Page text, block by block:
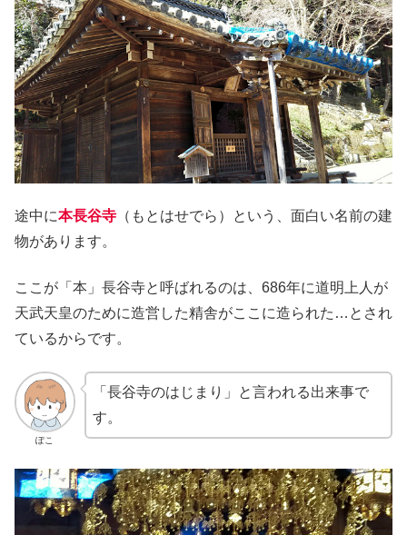
途中に本長谷寺 （もとはせでら）という、面白い名前の建
物があります。
ここが「本」長谷寺と呼ばれるのは、686年に道明上人が
天武天皇のために造営した精舎がここに造られた…とされ
ているからです。
ぽこ
「長谷寺のはじまり」と言われる出来事で
す。